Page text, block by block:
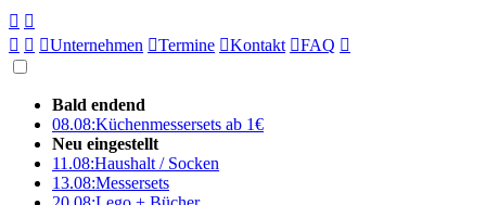
 
  Unternehmen Termine Kontakt FAQ 
Bald endend
08.08:Küchenmessersets ab 1€
Neu eingestellt
11.08:Haushalt / Socken
13.08:Messersets